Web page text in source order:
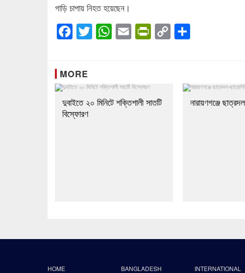
গাড়ি চাপায় নিহত হয়েছেন।
Facebook
Twitter
WhatsApp
EmailPrintFriendly
Copy
Link
MORE
দুবাইতে ২০ মিনিটে শক্তিশালী সাতটি
বিস্ফোরণ
নারায়ণগঞ্জে
HOME BANGLADESH INTERNATIONAL